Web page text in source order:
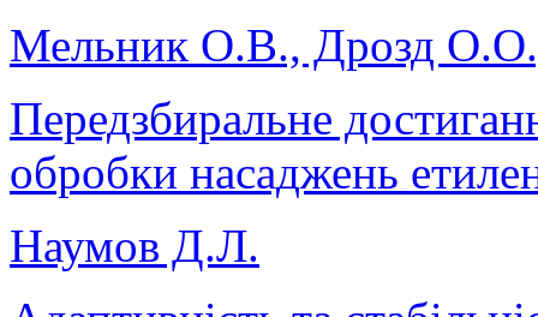
Мельник О.В., Дрозд
Передзбиральне
обробки насаджень
Наумов Д.Л.